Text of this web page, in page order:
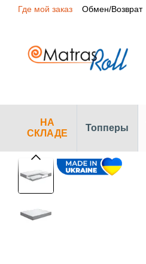
Перейти к основному контенту
Где мой заказ Обмен/Возврат
НА
СКЛАДЕ
Топперы